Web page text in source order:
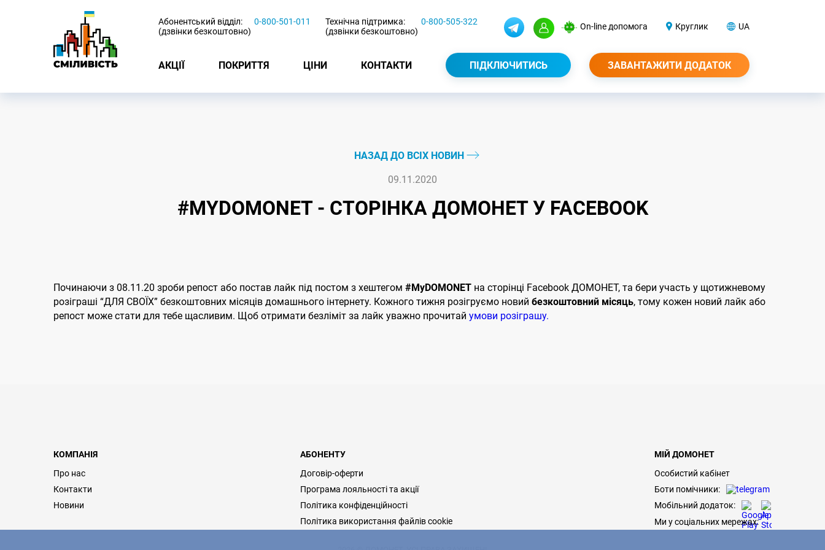
Абонентський відділ:
(дзвінки безкоштовно)
0-800-501-011
Технічна підтримка:
(дзвінки безкоштовно)
0-800-505-322 On-line допомога Круглик UA
АКЦІЇ ПОКРИТТЯ ЦІНИ КОНТАКТИ ПІДКЛЮЧИТИСЬ ЗАВАНТАЖИТИ ДОДАТОК
НАЗАД ДО ВСІХ НОВИН
09.11.2020
#MYDOMONET - СТОРІНКА ДОМОНЕТ У FACEBOOK
Починаючи з 08.11.20 зроби репост або постав лайк під постом з хештегом #MyDOMONET на сторінці Facebook ДОМОНЕТ, та бери участь у щотижневому
розіграші “ДЛЯ СВОЇХ” безкоштовних місяців домашнього інтернету. Кожного тижня розігруємо новий безкоштовний місяць, тому кожен новий лайк або
репост може стати для тебе щасливим. Щоб отримати безліміт за лайк уважно прочитай умови розіграшу.
КОМПАНІЯ
Про нас
Контакти
Новини
АБОНЕНТУ
Договір-оферти
Програма лояльності та акції
Політика конфіденційності
Політика використання файлів cookie
МІЙ ДОМОНЕТ
Особистий кабінет
Боти помічники:
Мобільний додаток:
Ми у соціальних мережах: